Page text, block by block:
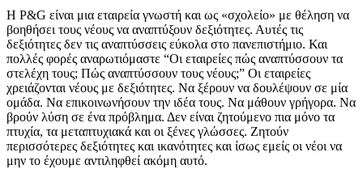
Η P&G είναι μια εταιρεία γνωστή και ως «σχολείο» με θέληση να
βοηθήσει τους νέους να αναπτύξουν δεξιότητες. Αυτές τις
δεξιότητες δεν τις αναπτύσσεις εύκολα στο πανεπιστήμιο. Και
πολλές φορές αναρωτιόμαστε “Οι εταιρείες πώς αναπτύσσουν τα
στελέχη τους; Πώς αναπτύσσουν τους νέους;” Οι εταιρείες
χρειάζονται νέους με δεξιότητες. Να ξέρουν να δουλέψουν σε μία
ομάδα. Να επικοινωνήσουν την ιδέα τους. Να μάθουν γρήγορα. Να
βρούν λύση σε ένα πρόβλημα. Δεν είναι ζητούμενο πια μόνο τα
πτυχία, τα μεταπτυχιακά και οι ξένες γλώσσες. Ζητούν
περισσότερες δεξιότητες και ικανότητες και ίσως εμείς οι νέοι να
μην το έχουμε αντιληφθεί ακόμη αυτό.